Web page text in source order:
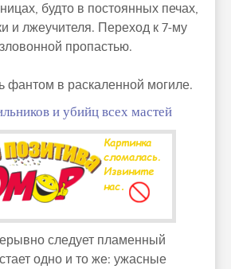
будто в постоянных печах,
и лжеучителя. Переход к 7-му
пропастью.
фантом в раскаленной могиле.
и убийц всех мастей
следует пламенный
одно и то же: ужасные